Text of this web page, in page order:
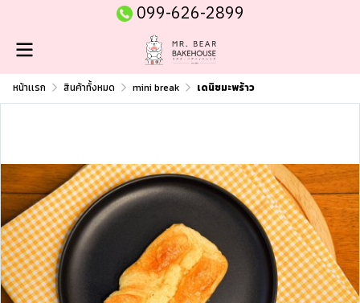
099-626-2899
หน้าเเรก สินค้าทั้งหมด mini break เดนิชมะพร้าว